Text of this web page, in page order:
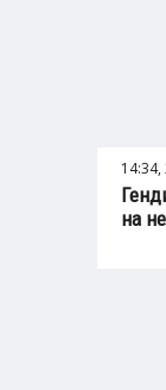
14:34,
на